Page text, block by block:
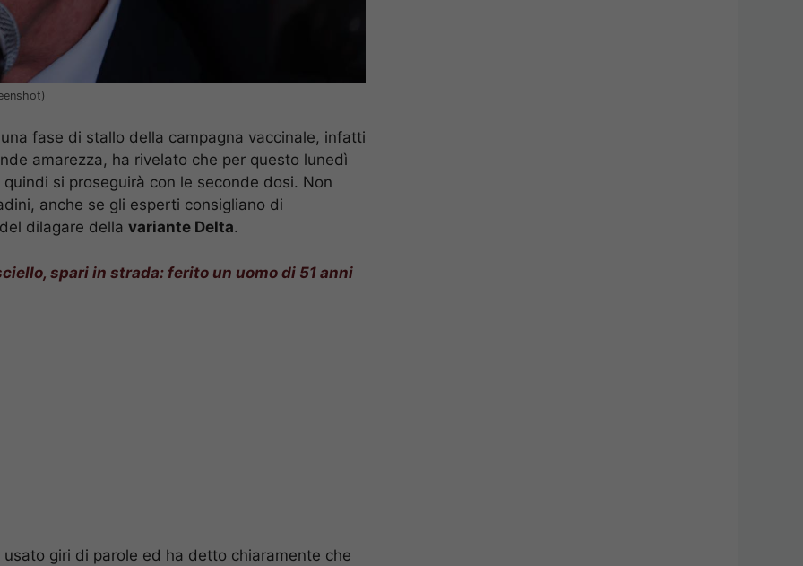
fase di stallo della campagna vaccinale, infatti
amarezza, ha rivelato che per questo lunedì
si proseguirà con le seconde dosi. Non
anche se gli esperti consigliano di
dilagare della variante Delta.
spari in strada: ferito un uomo di 51 anni
giri di parole ed ha detto chiaramente che